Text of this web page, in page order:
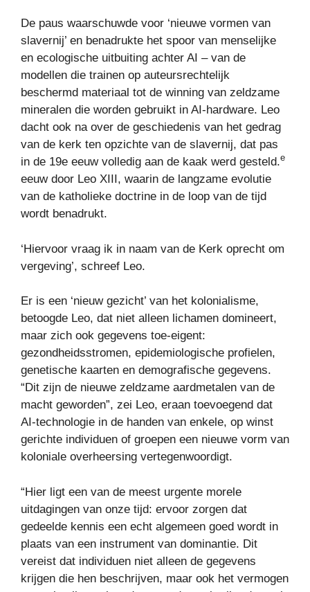
De paus waarschuwde voor ‘nieuwe vormen van
slavernij’ en benadrukte het spoor van menselijke
en ecologische uitbuiting achter AI – van de
modellen die trainen op auteursrechtelijk
beschermd materiaal tot de winning van zeldzame
mineralen die worden gebruikt in AI-hardware. Leo
dacht ook na over de geschiedenis van het gedrag
van de kerk ten opzichte van de slavernij, dat pas
in de 19e eeuw volledig aan de kaak werd gesteld.e
eeuw door Leo XIII, waarin de langzame evolutie
van de katholieke doctrine in de loop van de tijd
wordt benadrukt.
‘Hiervoor vraag ik in naam van de Kerk oprecht om
vergeving’, schreef Leo.
Er is een ‘nieuw gezicht’ van het kolonialisme,
betoogde Leo, dat niet alleen lichamen domineert,
maar zich ook gegevens toe-eigent:
gezondheidsstromen, epidemiologische profielen,
genetische kaarten en demografische gegevens.
“Dit zijn de nieuwe zeldzame aardmetalen van de
macht geworden”, zei Leo, eraan toevoegend dat
AI-technologie in de handen van enkele, op winst
gerichte individuen of groepen een nieuwe vorm van
koloniale overheersing vertegenwoordigt.
“Hier ligt een van de meest urgente morele
uitdagingen van onze tijd: ervoor zorgen dat
gedeelde kennis een echt algemeen goed wordt in
plaats van een instrument van dominantie. Dit
vereist dat individuen niet alleen de gegevens
krijgen die hen beschrijven, maar ook het vermogen